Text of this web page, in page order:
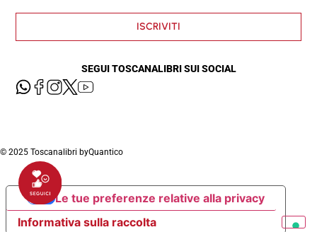
ISCRIVITI
SEGUI TOSCANALIBRI SUI SOCIAL
© 2025 Toscanalibri byQuantico
Informativa sulla raccolta
Le tue preferenze relative alla privacy